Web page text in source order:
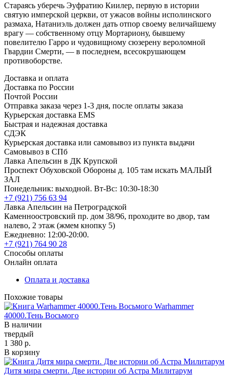
Стараясь уберечь Эуфратию Киилер, первую в истории
святую имперской церкви, от ужасов войны исполинского
размаха, Натаниэль должен дать отпор своему величайшему
врагу — собственному отцу Мортариону, бывшему
повелителю Гарро и чудовищному сюзерену вероломной
Гвардии Смерти, — в последнем, всесокрушающем
противоборстве.
Доставка и оплата
Доставка по России
Почтой России
Отправка заказа через 1-3 дня, после оплаты заказа
Курьерская доставка EMS
Быстрая и надежная доставка
СДЭК
Курьерская доставка или самовывоз из пункта выдачи
Самовывоз в СПб
Лавка Апельсин в ДК Крупской
Проспект Обуховской Обороны д. 105 там искать МАЛЫЙ
ЗАЛ
Понедельник: выходной. Вт-Вс: 10:30-18:30
+7 (921) 756 63 94
Лавка Апельсин на Петроградской
Каменноостровский пр. дом 38/96, проходите во двор, там
налево, 2 этаж (жмем кнопку 5)
Ежедневно: 12:00-20:00.
+7 (921) 764 90 28
Способы оплаты
Онлайн оплата
Оплата и доставка
Похожие товары
Warhammer
40000.Тень Восьмого
В наличии
твердый
1 380 р.
В корзину
Дитя мира смерти. Две истории об Астра Милитарум